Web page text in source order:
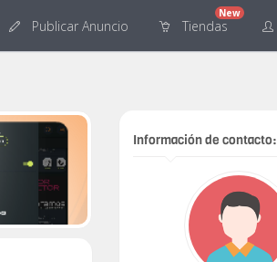
Publicar Anuncio Tiendas
New
Información de contacto: